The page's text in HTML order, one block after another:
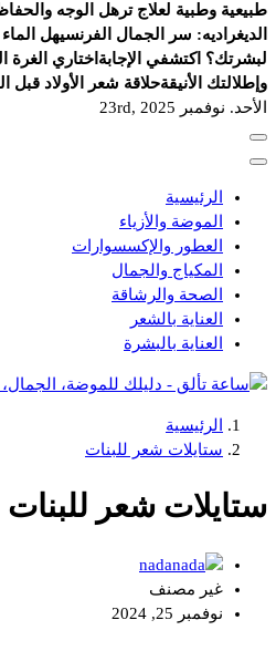
طبيعية وطبية لعلاج ترهل الوجه
الديغراديه: سر الجمال الفرنسيهل
لبشرتك؟ اكتشفي الإجابة اختاري
وإطلالتك الأنيقةحلاقة شعر الأولاد قبل
الأحد. نوفمبر 23rd, 2025
الرئيسية
الموضة والأزياء
العطور والإكسسوارات
المكياج والجمال
الصحة والرشاقة
العناية بالشعر
العناية بالبشرة
دليلك للموضة، الجمال، والعناية
الرئيسية
ستايلات شعر للبنات
ستايلات شعر للبنات
nada
غير مصنف
نوفمبر 25, 2024